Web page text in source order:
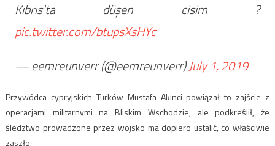
Kıbrıs'ta düşen cisim ?
pic.twitter.com/btupsXsHYc
— eemreunverr (@eemreunverr)July 1, 2019
Przywódca cypryjskich Turków Mustafa Akinci powiązał to zajście z
operacjami militarnymi na Bliskim Wschodzie, ale podkreślił, że
śledztwo prowadzone przez wojsko ma dopiero ustalić, co właściwie
zaszło.